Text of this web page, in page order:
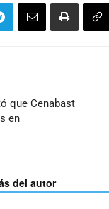
que Cenabast
en
del autor